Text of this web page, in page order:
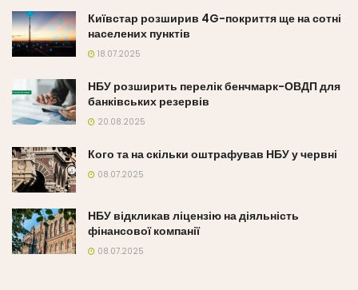
Київстар розширив 4G-покриття ще на сотні
населених пунктів
18.07.2025
НБУ розширить перелік бенчмарк-ОВДП для
банківських резервів
20.08.2025
Кого та на скільки оштрафував НБУ у червні
08.07.2025
НБУ відкликав ліцензію на діяльність
фінансової компанії
08.07.2025